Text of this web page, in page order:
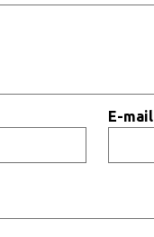
E-mail